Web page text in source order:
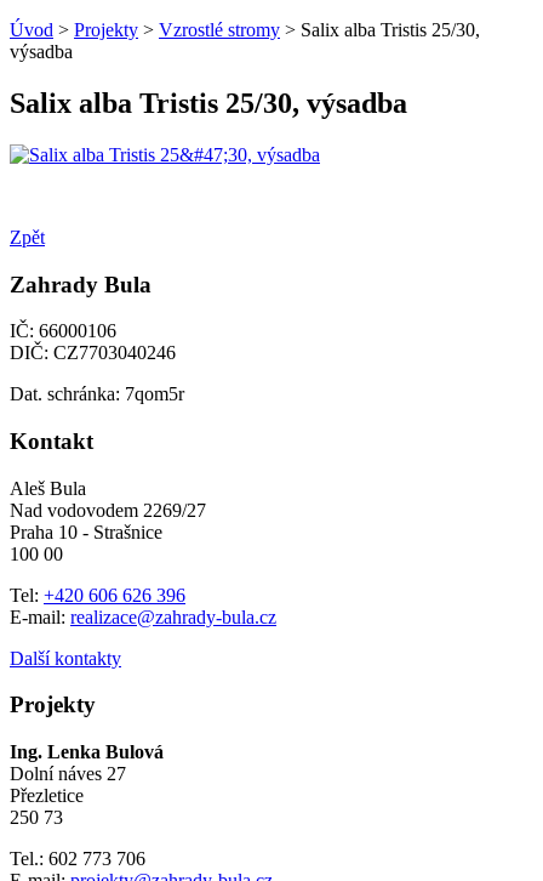
Úvod > Projekty > Vzrostlé stromy > Salix alba Tristis 25/30,
výsadba
Salix alba Tristis 25/30, výsadba
Zpět
Zahrady Bula
IČ: 66000106
DIČ: CZ7703040246
Dat. schránka: 7qom5r
Kontakt
Aleš Bula
Nad vodovodem 2269/27
Praha 10 - Strašnice
100 00
Tel: +420 606 626 396
E-mail: realizace@zahrady-bula.cz
Další kontakty
Projekty
Ing. Lenka Bulová
Dolní náves 27
Přezletice
250 73
Tel.: 602 773 706